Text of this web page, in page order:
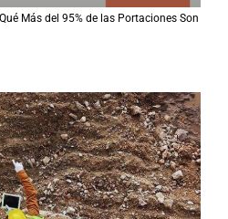
Más del 95% de las Portaciones Son